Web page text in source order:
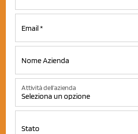
Attività dell'azienda